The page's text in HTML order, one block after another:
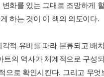
화를 있는 그대로 조망하게
하는 것이 이 책의 의도이다.
적 유비를 따라 분류되고 배
의 역사가 체계적으로 구성
으로 확인시킨다. 그리고 무